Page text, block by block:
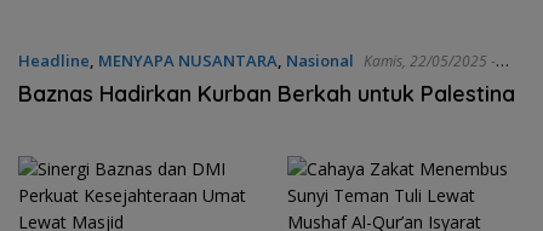
Headline, MENYAPA NUSANTARA, Nasional Kamis, 22/05/2025 -
10:11 WIB
Baznas Hadirkan Kurban Berkah untuk Palestina